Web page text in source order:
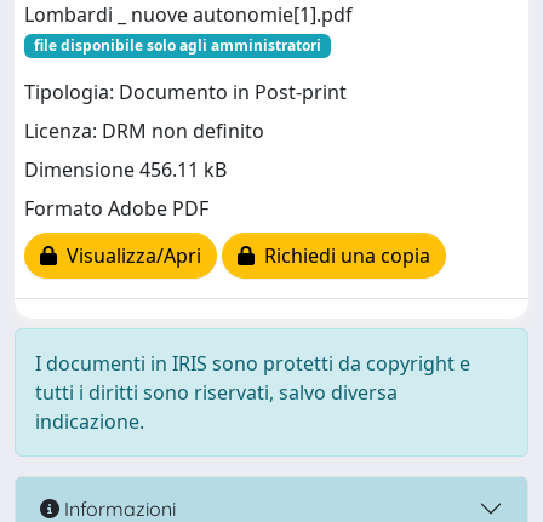
Lombardi _ nuove autonomie[1].pdf
file disponibile solo agli amministratori
Tipologia: Documento in Post-print
Licenza: DRM non definito
Dimensione 456.11 kB
Formato Adobe PDF
Visualizza/Apri
Richiedi una copia
I documenti in IRIS sono protetti da copyright e
tutti i diritti sono riservati, salvo diversa
indicazione.
Informazioni